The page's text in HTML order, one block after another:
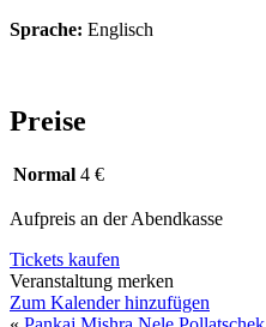
Sprache: Englisch
Preise
Normal 4 €
Aufpreis an der Abendkasse
Tickets kaufen
Veranstaltung merken
Zum Kalender hinzufügen